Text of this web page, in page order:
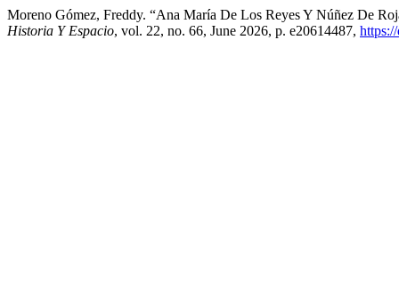
Moreno Gómez, Freddy. “Ana María De Los Reyes Y Núñez De
Historia Y Espacio, vol. 22, no. 66, June 2026, p. e20614487,